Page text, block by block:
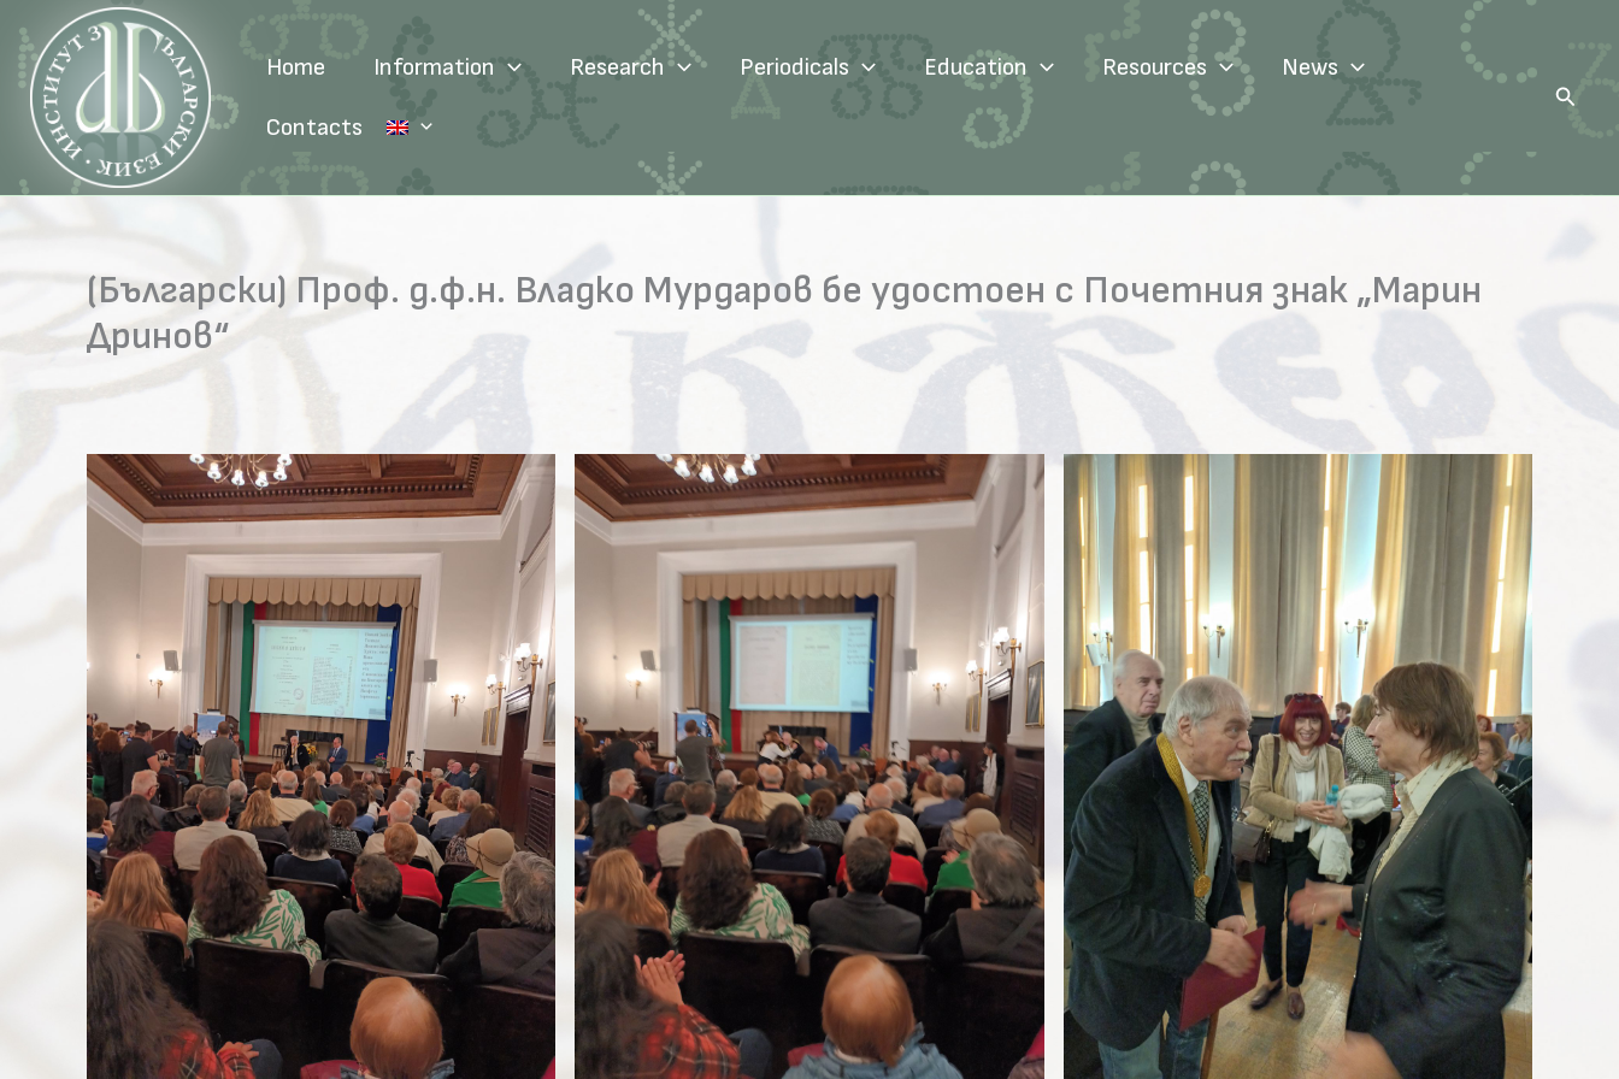
content
Home Information Research Periodicals Education Resources News
Contacts
Search
(Български) Проф. д.ф.н. Владко Мурдаров бе удостоен с Почетния знак „Марин
Дринов“